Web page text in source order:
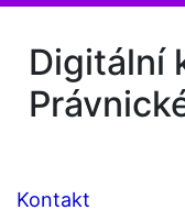
Digitální
Kontakt